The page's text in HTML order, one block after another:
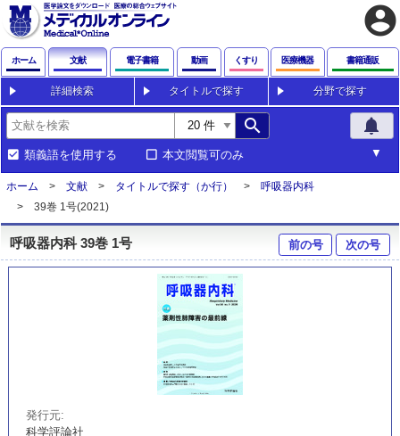
account_circle
ホーム 文献 電子書籍 動画 くすり 医療機器 書籍通販
詳細検索 タイトルで探す 分野で探す
search notifications
類義語を使用する 本文閲覧可のみ
ホーム 文献 タイトルで探す（か行）
呼吸器内科
39巻 1号(2021)
呼吸器内科 39巻 1号 前の号 次の号
発行元
科学評論社